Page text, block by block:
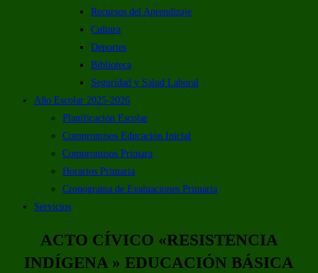
Recursos del Aprendizaje
Cultura
Deportes
Biblioteca
Seguridad y Salud Laboral
Año Escolar 2025-2026
Planificación Escolar
Compromisos Educación Inicial
Compromisos Primara
Horarios Primaria
Cronograma de Evaluaciones Primaria
Servicios
ACTO CÍVICO «RESISTENCIA
INDÍGENA » EDUCACIÓN BÁSICA